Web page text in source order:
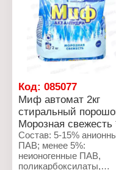
Название: Аква-пудра
Тип белья: для белого и
цветного белья
Тип стирки: машинная
стирка
Аромат: Морозная
Вес: 1 кг
Упаковка: коробка
Код: 085077
Миф автомат 2кг
стиральный
Морозная свежесть
Состав: 5-15%
ПАВ; менее 5%:
неионогенные ПАВ,
поликарбоксилаты,